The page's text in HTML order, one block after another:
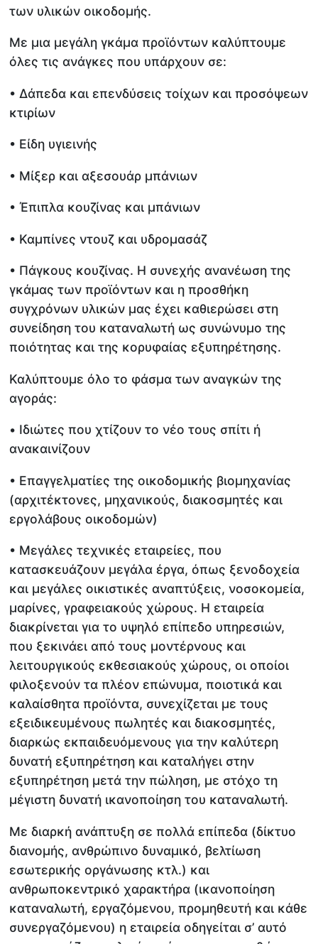
των υλικών οικοδομής.
Με μια μεγάλη γκάμα προϊόντων καλύπτουμε
όλες τις ανάγκες που υπάρχουν σε:
• Δάπεδα και επενδύσεις τοίχων και προσόψεων
κτιρίων
• Είδη υγιεινής
• Μίξερ και αξεσουάρ μπάνιων
• Έπιπλα κουζίνας και μπάνιων
• Καμπίνες ντουζ και υδρομασάζ
• Πάγκους κουζίνας. Η συνεχής ανανέωση της
γκάμας των προϊόντων και η προσθήκη
συγχρόνων υλικών μας έχει καθιερώσει στη
συνείδηση του καταναλωτή ως συνώνυμο της
ποιότητας και της κορυφαίας εξυπηρέτησης.
Καλύπτουμε όλο το φάσμα των αναγκών της
αγοράς:
• Ιδιώτες που χτίζουν το νέο τους σπίτι ή
ανακαινίζουν
• Επαγγελματίες της οικοδομικής βιομηχανίας
(αρχιτέκτονες, μηχανικούς, διακοσμητές και
εργολάβους οικοδομών)
• Μεγάλες τεχνικές εταιρείες, που
κατασκευάζουν μεγάλα έργα, όπως ξενοδοχεία
και μεγάλες οικιστικές αναπτύξεις, νοσοκομεία,
μαρίνες, γραφειακούς χώρους. Η εταιρεία
διακρίνεται για το υψηλό επίπεδο υπηρεσιών,
που ξεκινάει από τους μοντέρνους και
λειτουργικούς εκθεσιακούς χώρους, οι οποίοι
φιλοξενούν τα πλέον επώνυμα, ποιοτικά και
καλαίσθητα προϊόντα, συνεχίζεται με τους
εξειδικευμένους πωλητές και διακοσμητές,
διαρκώς εκπαιδευόμενους για την καλύτερη
δυνατή εξυπηρέτηση και καταλήγει στην
εξυπηρέτηση μετά την πώληση, με στόχο τη
μέγιστη δυνατή ικανοποίηση του καταναλωτή.
Με διαρκή ανάπτυξη σε πολλά επίπεδα (δίκτυο
διανομής, ανθρώπινο δυναμικό, βελτίωση
εσωτερικής οργάνωσης κτλ.) και
ανθρωποκεντρικό χαρακτήρα (ικανοποίηση
καταναλωτή, εργαζόμενου, προμηθευτή και κάθε
συνεργαζόμενου) η εταιρεία οδηγείται σ’ αυτό